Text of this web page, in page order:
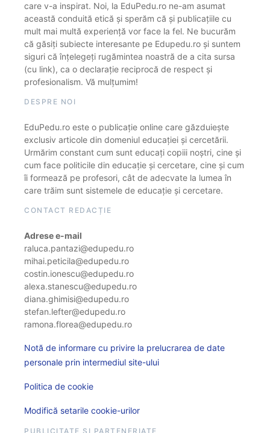
care v-a inspirat. Noi, la EduPedu.ro ne-am asumat
această conduită etică și sperăm că și publicațiile cu
mult mai multă experiență vor face la fel. Ne bucurăm
că găsiți subiecte interesante pe Edupedu.ro și suntem
siguri că înțelegeți rugămintea noastră de a cita sursa
(cu link), ca o declarație reciprocă de respect și
profesionalism. Vă mulțumim!
DESPRE NOI
EduPedu.ro este o publicație online care găzduiește
exclusiv articole din domeniul educației și cercetării.
Urmărim constant cum sunt educați copiii noștri, cine și
cum face politicile din educație și cercetare, cine și cum
îi formează pe profesori, cât de adecvate la lumea în
care trăim sunt sistemele de educație și cercetare.
CONTACT REDACȚIE
Adrese e-mail
raluca.pantazi@edupedu.ro
mihai.peticila@edupedu.ro
costin.ionescu@edupedu.ro
alexa.stanescu@edupedu.ro
diana.ghimisi@edupedu.ro
stefan.lefter@edupedu.ro
ramona.florea@edupedu.ro
Notă de informare cu privire la prelucrarea de date
personale prin intermediul site-ului
Politica de cookie
Modifică setarile cookie-urilor
PUBLICITATE ȘI PARTENERIATE